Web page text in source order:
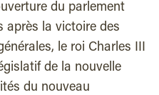
du parlement
après la victoire des
le roi Charles III
de la nouvelle
du nouveau